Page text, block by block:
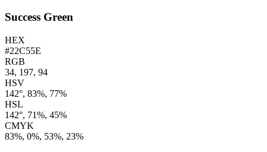
Success Green
HEX
#22C55E
RGB
34, 197, 94
HSV
142°, 83%, 77%
HSL
142°, 71%, 45%
CMYK
83%, 0%, 53%, 23%